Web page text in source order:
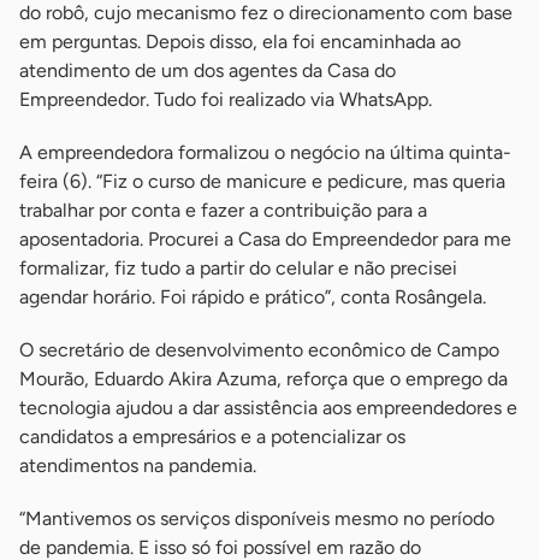
do robô, cujo mecanismo fez o direcionamento com base
em perguntas. Depois disso, ela foi encaminhada ao
atendimento de um dos agentes da Casa do
Empreendedor. Tudo foi realizado via WhatsApp.
A empreendedora formalizou o negócio na última quinta-
feira (6). “Fiz o curso de manicure e pedicure, mas queria
trabalhar por conta e fazer a contribuição para a
aposentadoria. Procurei a Casa do Empreendedor para me
formalizar, fiz tudo a partir do celular e não precisei
agendar horário. Foi rápido e prático”, conta Rosângela.
O secretário de desenvolvimento econômico de Campo
Mourão, Eduardo Akira Azuma, reforça que o emprego da
tecnologia ajudou a dar assistência aos empreendedores e
candidatos a empresários e a potencializar os
atendimentos na pandemia.
“Mantivemos os serviços disponíveis mesmo no período
de pandemia. E isso só foi possível em razão do